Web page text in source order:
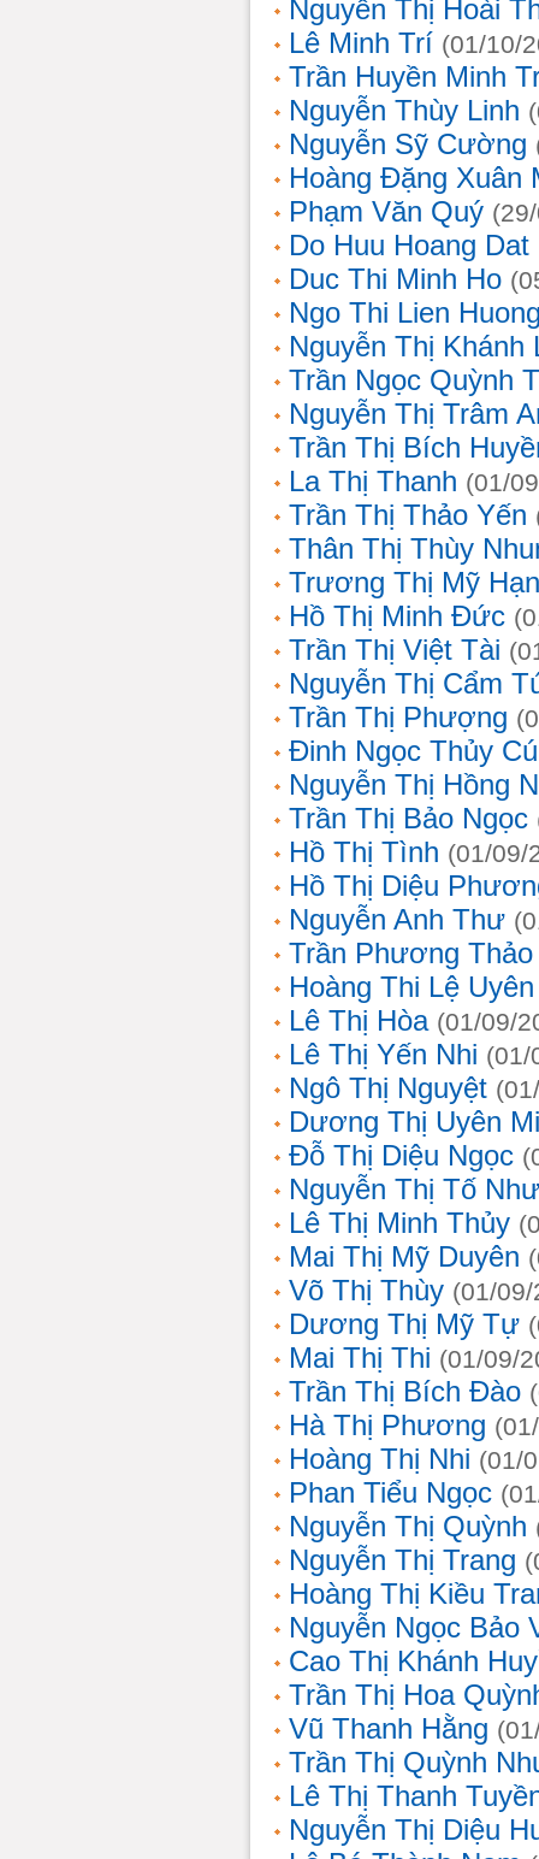
Nguyễn Thị Hoài
Lê Minh Trí (01/10/
Trần Huyền Minh
Nguyễn Thùy Linh
Nguyễn Sỹ Cường
Hoàng Đặng Xuân
Phạm Văn Quý
Do Huu Hoang Dat
Duc Thi Minh Ho
Ngo Thi Lien
Nguyễn Thị Khánh
Trần Ngọc Quỳnh
Nguyễn Thị Trâm
Trần Thị Bích
La Thị Thanh (01/
Trần Thị Thảo Yến
Thân Thị Thùy
Trương Thị Mỹ
Hồ Thị Minh Đức
Trần Thị Việt Tài
Nguyễn Thị Cẩm
Trần Thị Phượng
Đinh Ngọc Thủy
Nguyễn Thị Hồng
Trần Thị Bảo Ngọc
Hồ Thị Tình (01/09/
Hồ Thị Diệu
Nguyễn Anh Thư
Trần Phương Thảo
Hoàng Thi Lệ Uyên
Lê Thị Hòa (01/09/
Lê Thị Yến Nhi (01/
Ngô Thị Nguyệt
Dương Thị Uyên Mi
Đỗ Thị Diệu Ngọc
Nguyễn Thị Tố Như
Lê Thị Minh Thủy
Mai Thị Mỹ Duyên
Võ Thị Thùy (01/
Dương Thị Mỹ Tự
Mai Thị Thi (01/09/
Trần Thị Bích Đào
Hà Thị Phương
Hoàng Thị Nhi (01/
Phan Tiểu Ngọc
Nguyễn Thị Quỳnh
Nguyễn Thị Trang
Hoàng Thị Kiều
Nguyễn Ngọc Bảo
Cao Thị Khánh
Trần Thị Hoa
Vũ Thanh Hằng
Trần Thị Quỳnh
Lê Thị Thanh
Nguyễn Thị Diệu